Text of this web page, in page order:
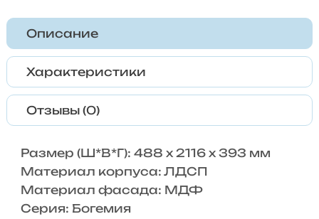
Описание
Характеристики
Отзывы (0)
Размер (Ш*В*Г): 488 x 2116 x 393 мм
Материал корпуса: ЛДСП
Материал фасада: МДФ
Серия: Богемия